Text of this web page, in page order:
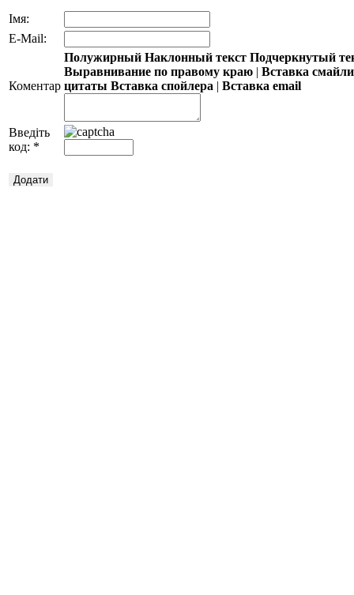
Імя:
E-Mail:
Коментар
Полужирный Наклонный текст Подчеркнутый
Выравнивание по правому краю | Вставка
цитаты Вставка спойлера | Вставка email
Введіть
код: *